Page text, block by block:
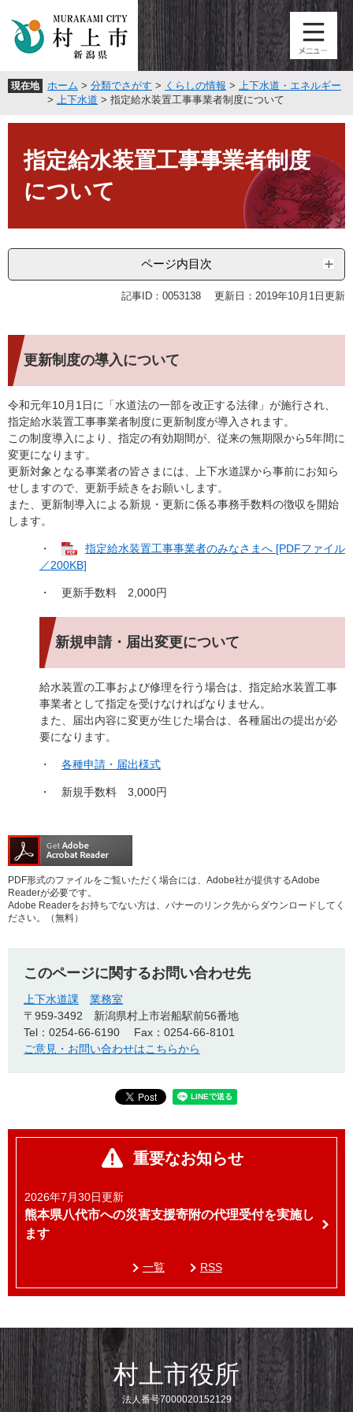
頭
す
飛
し
現在地 ホーム > 分類でさがす > くらしの情報 > 上下水道・エネルギー
> 上下水道 > 指定給水装置工事事業者制度について
指定給水装置工事事業者制度
について
ページ内目次
記事ID：0053138 更新日：2019年10月1日更新
更新制度の導入について
令和元年10月1日に「水道法の一部を改正する法律」が施行され、
指定給水装置工事事業者制度に更新制度が導入されます。
この制度導入により、指定の有効期間が、従来の無期限から5年間に
変更になります。
更新対象となる事業者の皆さまには、上下水道課から事前にお知ら
せしますので、更新手続きをお願いします。
また、更新制導入による新規・更新に係る事務手数料の徴収を開始
します。
・
指定給水装置工事事業者のみなさまへ [PDFファイル
／200KB]
・ 更新手数料 2,000円
新規申請・届出変更について
給水装置の工事および修理を行う場合は、指定給水装置工事
事業者として指定を受けなければなりません。
また、届出内容に変更が生じた場合は、各種届出の提出が必
要になります。
・ 各種申請・届出様式
・ 新規手数料 3,000円
PDF形式のファイルをご覧いただく場合には、Adobe社が提供するAdobe
Readerが必要です。
Adobe Readerをお持ちでない方は、バナーのリンク先からダウンロードしてく
ださい。（無料）
このページに関するお問い合わせ先
上下水道課
業務室
〒959-3492
新潟県村上市岩船駅前56番地
Tel：0254-66-6190
Fax：0254-66-8101
ご意見・お問い合わせはこちらから
重要なお知らせ
2026年7月30日更新
熊本県八代市への災害支援寄附の代理受付を実施し
ます
一覧 RSS
村上市役所
法人番号7000020152129